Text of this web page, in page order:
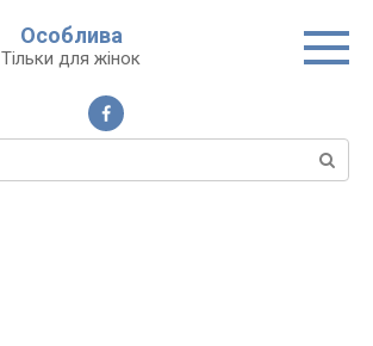
Особлива
Тільки для жінок